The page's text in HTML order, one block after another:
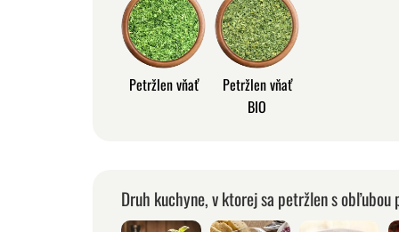
Petržlen vňať
Petržlen vňať
BIO
Druh kuchyne, v ktorej sa petržlen s obľubou